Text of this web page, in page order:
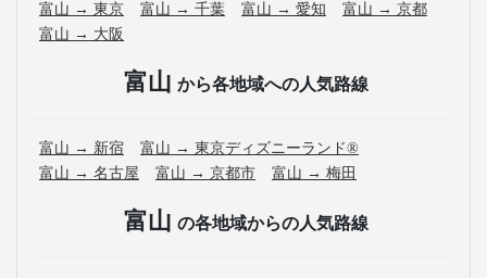
富山 → 東京 富山 → 千葉 富山 → 愛知
富山 → 京都
富山 → 大阪
富山 から各地域への人気路線
富山 → 新宿
富山 → 東京ディズニーランド®
富山 → 名古屋
富山 → 京都市 富山 → 梅田
富山 の各地域からの人気路線